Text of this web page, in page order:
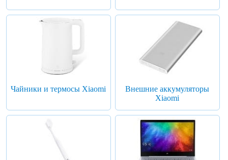
Чайники и термосы Xiaomi
Внешние аккумуляторы
Xiaomi